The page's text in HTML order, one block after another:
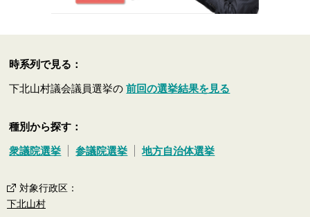
時系列で見る：
下北山村議会議員選挙の前回の選挙結果を見る
種別から探す：
衆議院選挙 参議院選挙 地方自治体選挙
対象行政区 ：
下北山村